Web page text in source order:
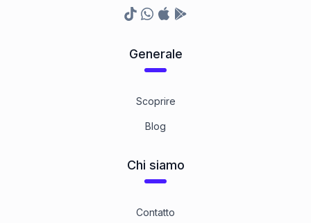
8.8 Stahl blank
8.8 Stahl gelbverzinkt
TikTokWhatsapp
Appstore
Google Play Store
Generale
Scoprire
Blog
Chi siamo
Contatto